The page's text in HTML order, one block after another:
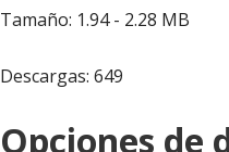
Tamaño: 1.94 - 2.28 MB
Descargas: 649
Opciones de